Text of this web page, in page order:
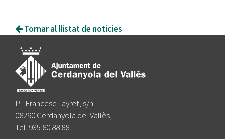
Tornar al llistat de noticies
Pl. Francesc Layret, s/n
08290 Cerdanyola del Vallès,
Tel. 935 80 88 88